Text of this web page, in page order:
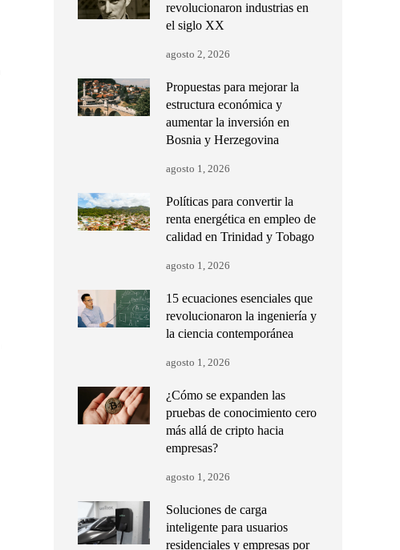
revolucionaron industrias en
el siglo XX
agosto 2, 2026
Propuestas para mejorar la
estructura económica y
aumentar la inversión en
Bosnia y Herzegovina
agosto 1, 2026
Políticas para convertir la
renta energética en empleo de
calidad en Trinidad y Tobago
agosto 1, 2026
15 ecuaciones esenciales que
revolucionaron la ingeniería y
la ciencia contemporánea
agosto 1, 2026
¿Cómo se expanden las
pruebas de conocimiento cero
más allá de cripto hacia
empresas?
agosto 1, 2026
Soluciones de carga
inteligente para usuarios
residenciales y empresas por